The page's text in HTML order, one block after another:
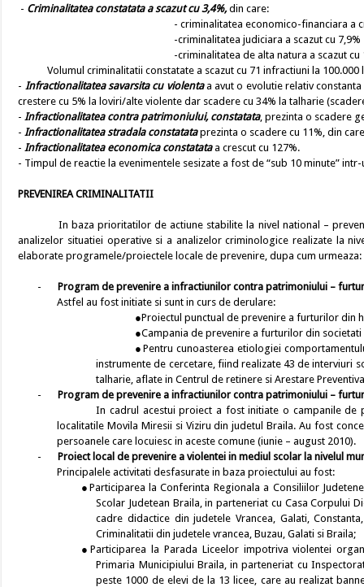
- Criminalitatea constatata a scazut cu 3,4%,din care:
- criminalitatea economico-financiara a
-criminalitatea judiciara a scazut cu 7,9%
-criminalitatea de alta natura a scazut cu
Volumul criminalitatii constatate a scazut cu 71 infractiuni la 100.000
- Infractionalitatea savarsita cu violentaa avut o evolutie relativ
crestere cu 5% la loviri/alte violente dar scadere cu 34% la talharie
-Infractionalitatea contra patrimoniului, constatata, prezinta o scadere
-Infractionalitatea stradala constatataprezinta o scadere cu 11%, din
-Infractionalitatea economica constatataa crescut cu 127%.
- Timpul de reactie la evenimentele sesizate a fost de “sub 10 minute”
PREVENIREA CRIMINALITATII
In baza prioritatilor de actiune stabilite la nivel national –
analizelor situatiei operative si a analizelor criminologice realizate la
elaborate programele/proiectele locale de prevenire, dupa cum urmeaza:
-
Program de prevenire a infractiunilor contra patrimoniului –
Astfel au fost initiate si sunt in curs de derulare:
●Proiectul punctual de prevenire a furturilor din
●Campania de prevenire a furturilor din
●Pentru cunoasterea etiologiei
instrumente de cercetare, fiind realizate 43 de interviuri
talharie, aflate in Centrul de retinere si Arestare
-
Program de prevenire a infractiunilor contra patrimoniului –
In cadrul acestui proiect a fost initiate o campanile
localitatile Movila Miresii si Viziru din judetul Braila. Au fost
persoanele care locuiesc in aceste comune (iunie – august 2010).
-
Proiect local de prevenire a violentei in mediul scolar la nivelul
Principalele activitati desfasurate in baza proiectului au fost:
●Participarea la Conferinta Regionala a Consiliilor
Scolar Judetean Braila, in parteneriat cu Casa Corpului
cadre didactice din judetele Vrancea, Galati,
Criminalitatii din judetele vrancea, Buzau, Galati si Braila;
●Participarea la Parada Liceelor impotriva violentei
Primaria Municipiului Braila, in parteneriat cu
peste 1000 de elevi de la 13 licee, care au realizat